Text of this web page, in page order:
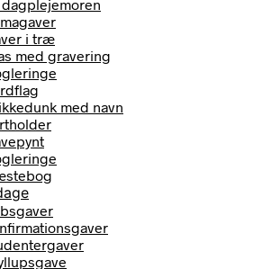
i træ
med gravering
med navn